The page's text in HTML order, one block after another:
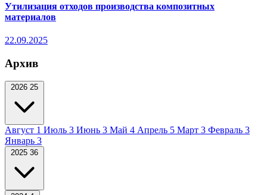
Утилизация отходов производства композитных
материалов
22.09.2025
Архив
2026 25
Август 1 Июль 3 Июнь 3 Май 4 Апрель 5 Март 3 Февраль 3
Январь 3
2025 36